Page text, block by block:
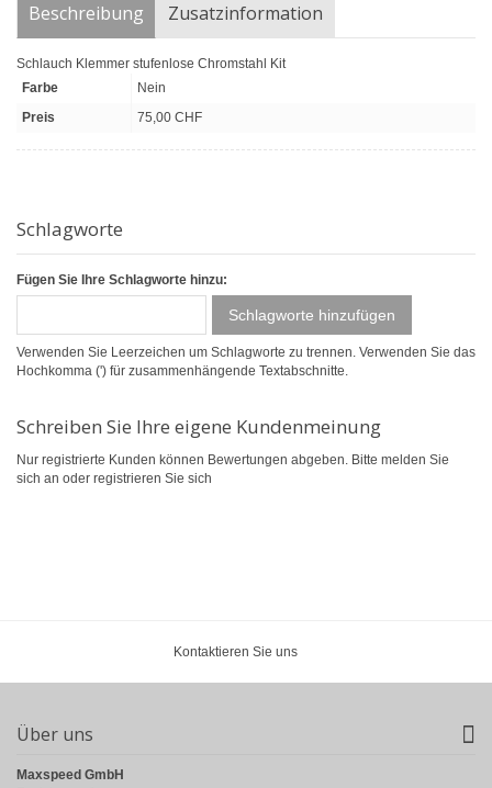
Beschreibung Zusatzinformation
Schlauch Klemmer stufenlose Chromstahl Kit
Farbe
Nein
Preis
75,00 CHF
Schlagworte
Fügen Sie Ihre Schlagworte hinzu:
Schlagworte hinzufügen
Verwenden Sie Leerzeichen um Schlagworte zu trennen. Verwenden Sie das
Hochkomma (') für zusammenhängende Textabschnitte.
Schreiben Sie Ihre eigene Kundenmeinung
Nur registrierte Kunden können Bewertungen abgeben. Bitte melden Sie
sich an oder registrieren Sie sich
Kontaktieren Sie uns
Über uns
Maxspeed GmbH